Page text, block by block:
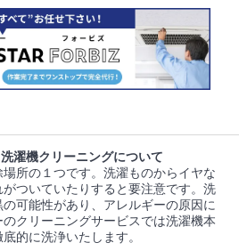
濯機クリーニングについて
所の１つです。洗濯ものからイヤな
ついていたりすると要注意です。洗
可能性があり、アレルギーの原因に
クリーニングサービスでは洗濯機本
的に洗浄いたします。